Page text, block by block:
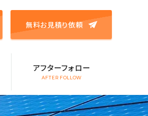
無料お見積り依頼
アフターフォロー
AFTER FOLLOW